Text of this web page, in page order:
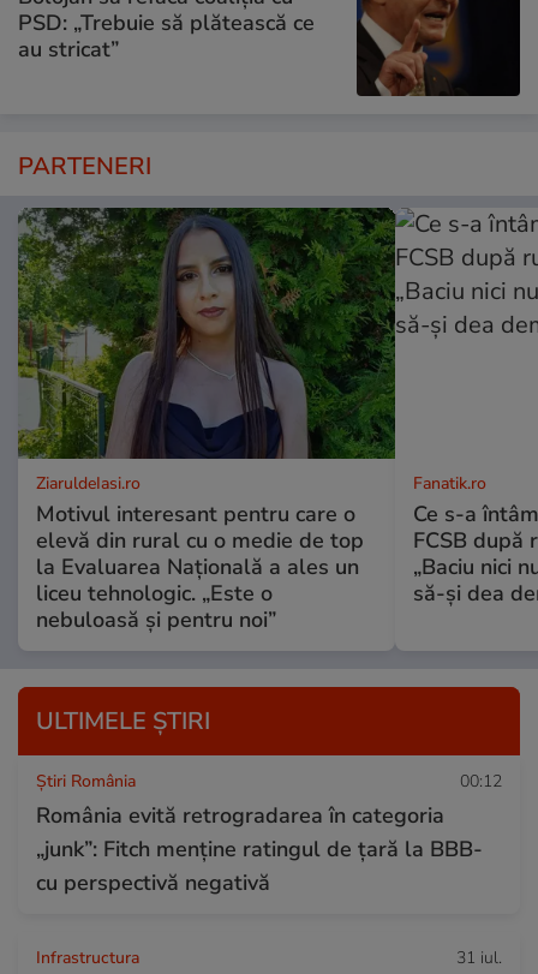
PSD: „Trebuie să plătească ce
au stricat”
PARTENERI
ZiaruldeIasi.ro
Motivul interesant pentru care o
elevă din rural cu o medie de top
la Evaluarea Națională a ales un
liceu tehnologic. „Este o
nebuloasă și pentru noi”
Fanatik.ro
Ce s-a
FCSB după
„Baciu nici
să-și dea
ULTIMELE ȘTIRI
Știri România 00:12
România evită retrogradarea în categoria
„junk”: Fitch menține ratingul de țară la BBB-
cu perspectivă negativă
Infrastructura 31 iul.